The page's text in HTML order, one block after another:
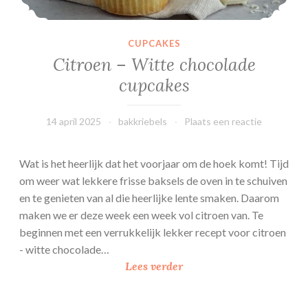
n
CUPCAKES
Citroen – Witte chocolade
cupcakes
14 april 2025 bakkriebels Plaats een reactie
Wat is het heerlijk dat het voorjaar om de hoek komt! Tijd
om weer wat lekkere frisse baksels de oven in te schuiven
en te genieten van al die heerlijke lente smaken. Daarom
maken we er deze week een week vol citroen van. Te
beginnen met een verrukkelijk lekker recept voor citroen
- witte chocolade…
Lees verderC